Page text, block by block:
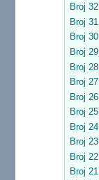
Broj 32
Broj 31
Broj 30
Broj 29
Broj 28
Broj 27
Broj 26
Broj 25
Broj 24
Broj 23
Broj 22
Broj 21